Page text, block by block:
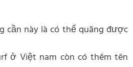
cần này là có thể quăng được
ở Việt nam còn có thêm tên